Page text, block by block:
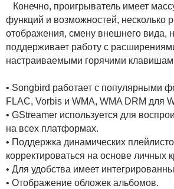
Конечно, проигрыватель имеет
функций и возможностей, несколько
отображения, смену внешнего вида,
поддерживает работу с
настраиваемыми горячими
• Songbird работает с популярными
FLAC, Vorbis и WMA, WMA DRM для
• GStreamer используется для
на всех платформах.
• Поддержка динамических
корректироваться на основе личных
• Для удобства имеет
• Отображение обложек альбомов.